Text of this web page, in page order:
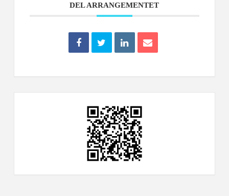
DEL ARRANGEMENTET